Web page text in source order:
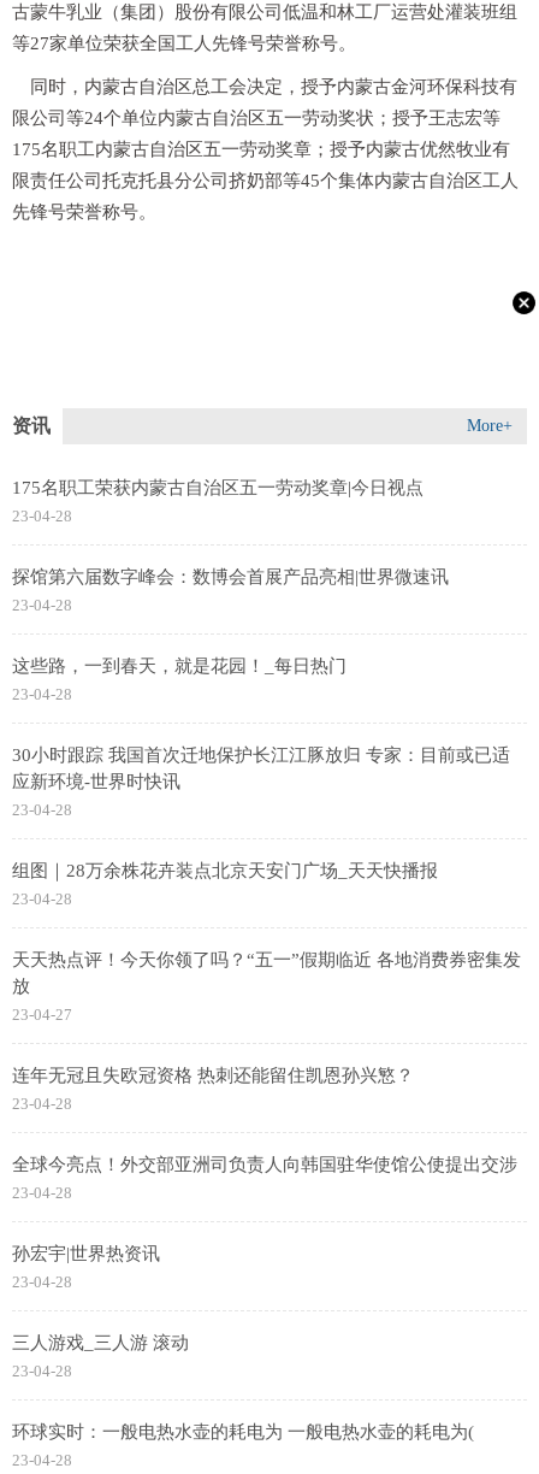
古蒙牛乳业（集团）股份有限公司低温和林工厂运营处灌装班组
等27家单位荣获全国工人先锋号荣誉称号。
同时，内蒙古自治区总工会决定，授予内蒙古金河环保科技有
限公司等24个单位内蒙古自治区五一劳动奖状；授予王志宏等
175名职工内蒙古自治区五一劳动奖章；授予内蒙古优然牧业有
限责任公司托克托县分公司挤奶部等45个集体内蒙古自治区工人
先锋号荣誉称号。
资讯 More+
175名职工荣获内蒙古自治区五一劳动奖章|今日视点
23-04-28
探馆第六届数字峰会：数博会首展产品亮相|世界微速讯
23-04-28
这些路，一到春天，就是花园！_每日热门
23-04-28
30小时跟踪 我国首次迁地保护长江江豚放归 专家：目前或已适
应新环境-世界时快讯
23-04-28
组图｜28万余株花卉装点北京天安门广场_天天快播报
23-04-28
天天热点评！今天你领了吗？“五一”假期临近 各地消费券密集发
放
23-04-27
连年无冠且失欧冠资格 热刺还能留住凯恩孙兴慜？
23-04-28
全球今亮点！外交部亚洲司负责人向韩国驻华使馆公使提出交涉
23-04-28
孙宏宇|世界热资讯
23-04-28
三人游戏_三人游 滚动
23-04-28
环球实时：一般电热水壶的耗电为 一般电热水壶的耗电为(
23-04-28